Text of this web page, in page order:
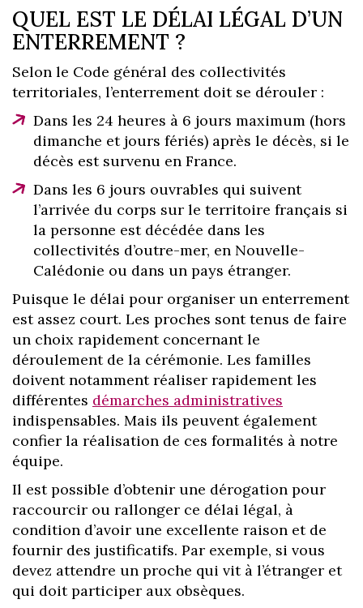
QUEL EST LE DÉLAI LÉGAL D’UN
ENTERREMENT ?
Selon le Code général des collectivités
territoriales, l’enterrement doit se dérouler :
Dans les 24 heures à 6 jours maximum (hors
dimanche et jours fériés) après le décès, si le
décès est survenu en France.
Dans les 6 jours ouvrables qui suivent
l’arrivée du corps sur le territoire français si
la personne est décédée dans les
collectivités d’outre-mer, en Nouvelle-
Calédonie ou dans un pays étranger.
Puisque le délai pour organiser un enterrement
est assez court. Les proches sont tenus de faire
un choix rapidement concernant le
déroulement de la cérémonie. Les familles
doivent notamment réaliser rapidement les
différentes démarches administratives
indispensables. Mais ils peuvent également
confier la réalisation de ces formalités à notre
équipe.
Il est possible d’obtenir une dérogation pour
raccourcir ou rallonger ce délai légal, à
condition d’avoir une excellente raison et de
fournir des justificatifs. Par exemple, si vous
devez attendre un proche qui vit à l’étranger et
qui doit participer aux obsèques.